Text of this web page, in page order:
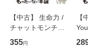
【中古】 生命力 /
チャットモンチー /
キューンレコード
[CD]【メール便送
355円
【
のが